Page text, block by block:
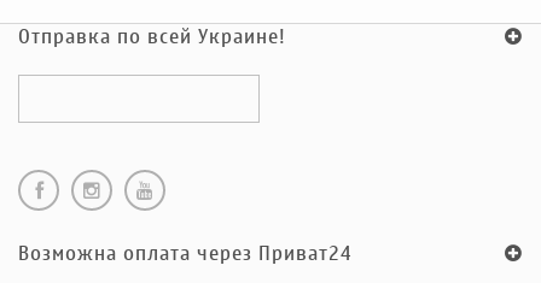
Отправка по всей Украине!
Возможна оплата через Приват24